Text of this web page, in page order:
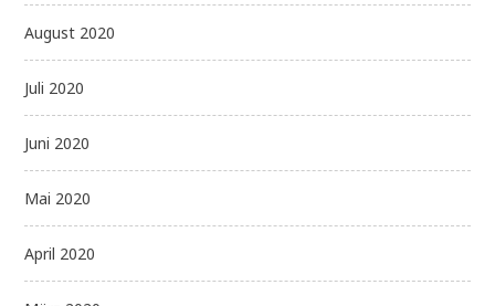
August 2020
Juli 2020
Juni 2020
Mai 2020
April 2020